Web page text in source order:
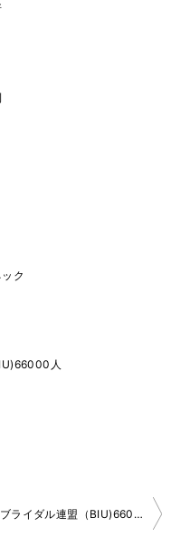
ク
人
日本ブライダル連盟（BIU)66000人